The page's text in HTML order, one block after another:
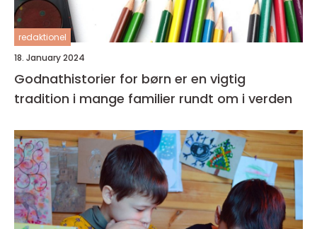
redaktionel
18. January 2024
Godnathistorier for børn er en vigtig
tradition i mange familier rundt om i verden